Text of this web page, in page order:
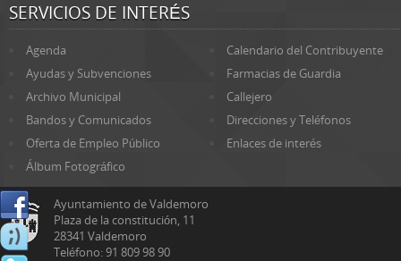
SERVICIOS DE INTERÉS
Agenda
Calendario del Contribuyente
Ayudas y Subvenciones
Farmacias de Guardia
Archivo Municipal
Callejero
Bandos y Comunicados
Direcciones y Teléfonos
Oferta de Empleo Público
Enlaces de interés
Álbum Fotográfico
Ayuntamiento de Valdemoro
Plaza de la constitución, 11
28341 Valdemoro
Teléfono: 91 809 98 90